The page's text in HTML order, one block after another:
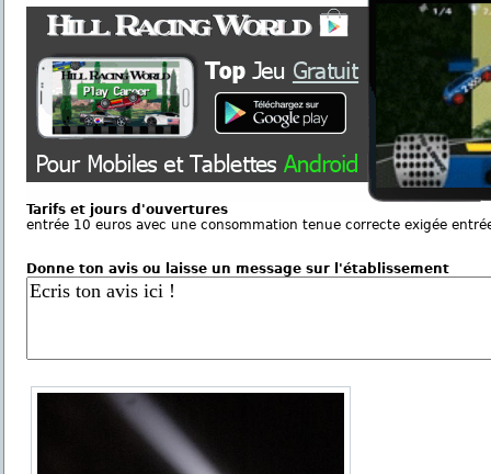
Tarifs et jours d'ouvertures
entrée 10 euros avec une consommation tenue correcte exigée
Donne ton avis ou laisse un message sur l'établissement